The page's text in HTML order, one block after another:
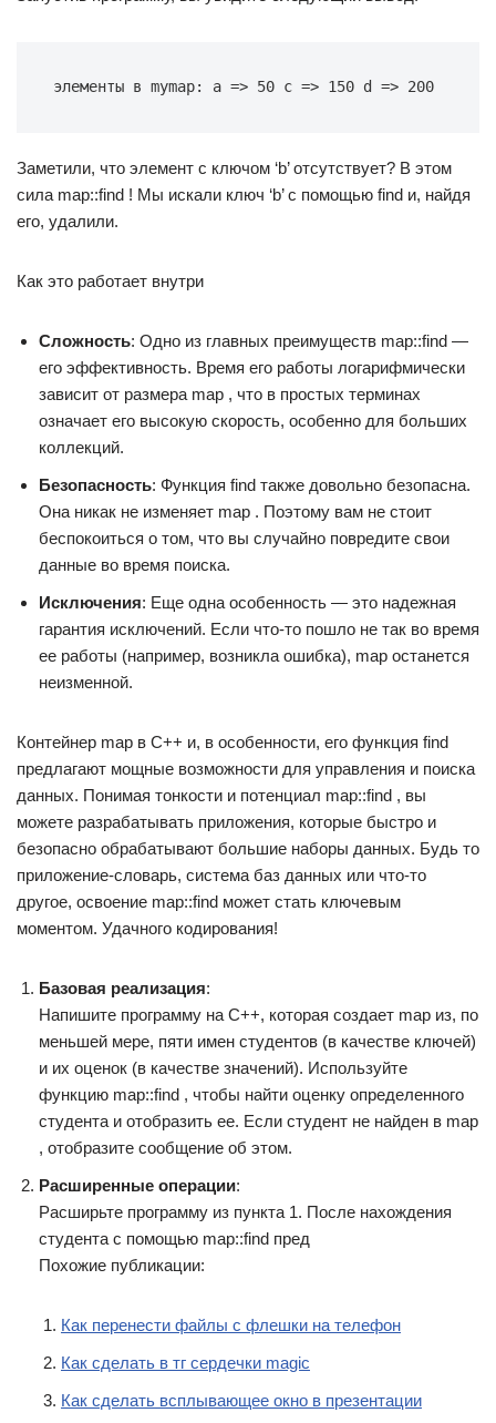
элементы в mymap: a => 50 c => 150 d => 200
Заметили, что элемент с ключом ‘b’ отсутствует? В этом
сила map::find ! Мы искали ключ ‘b’ с помощью find и, найдя
его, удалили.
Как это работает внутри
Сложность: Одно из главных преимуществ map::find —
его эффективность. Время его работы логарифмически
зависит от размера map , что в простых терминах
означает его высокую скорость, особенно для больших
коллекций.
Безопасность: Функция find также довольно безопасна.
Она никак не изменяет map . Поэтому вам не стоит
беспокоиться о том, что вы случайно повредите свои
данные во время поиска.
Исключения: Еще одна особенность — это надежная
гарантия исключений. Если что-то пошло не так во время
ее работы (например, возникла ошибка), map останется
неизменной.
Контейнер map в C++ и, в особенности, его функция find
предлагают мощные возможности для управления и поиска
данных. Понимая тонкости и потенциал map::find , вы
можете разрабатывать приложения, которые быстро и
безопасно обрабатывают большие наборы данных. Будь то
приложение-словарь, система баз данных или что-то
другое, освоение map::find может стать ключевым
моментом. Удачного кодирования!
Базовая реализация:
Напишите программу на C++, которая создает map из, по
меньшей мере, пяти имен студентов (в качестве ключей)
и их оценок (в качестве значений). Используйте
функцию map::find , чтобы найти оценку определенного
студента и отобразить ее. Если студент не найден в map
, отобразите сообщение об этом.
Расширенные операции:
Расширьте программу из пункта 1. После нахождения
студента с помощью map::find пред
Похожие публикации:
Как перенести файлы с флешки на телефон
Как сделать в тг сердечки magic
Как сделать всплывающее окно в презентации